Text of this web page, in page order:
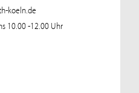
koeln.de
10.00 -12.00 Uhr